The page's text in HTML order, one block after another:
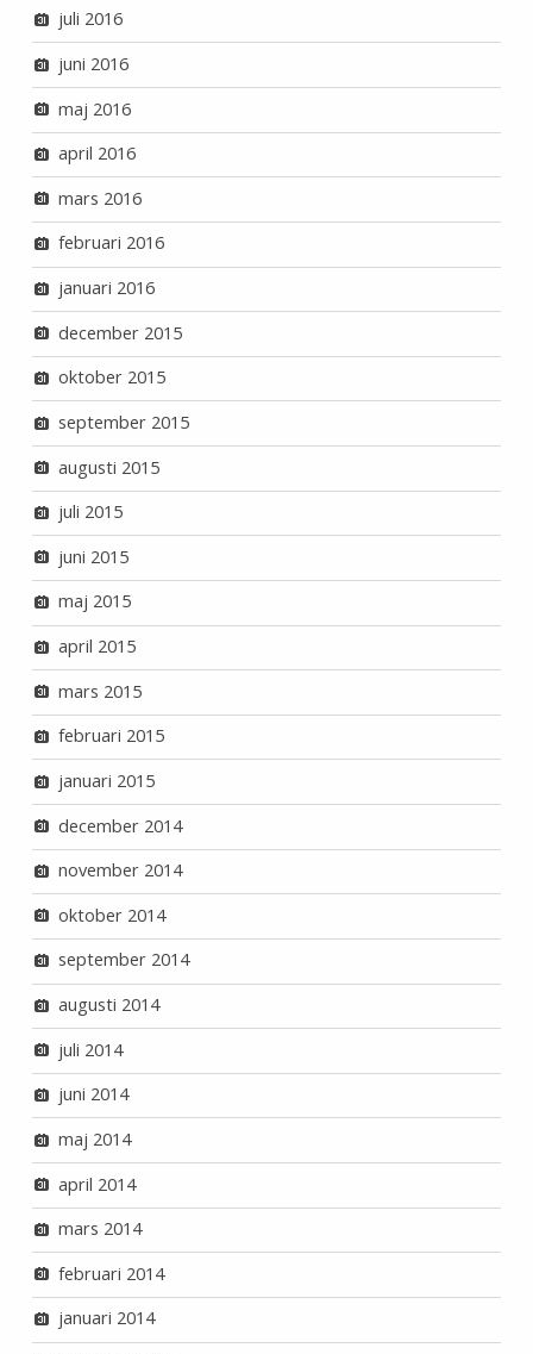
juli 2016
juni 2016
maj 2016
april 2016
mars 2016
februari 2016
januari 2016
december 2015
oktober 2015
september 2015
augusti 2015
juli 2015
juni 2015
maj 2015
april 2015
mars 2015
februari 2015
januari 2015
december 2014
november 2014
oktober 2014
september 2014
augusti 2014
juli 2014
juni 2014
maj 2014
april 2014
mars 2014
februari 2014
januari 2014